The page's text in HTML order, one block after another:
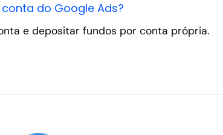
do Google Ads?
e depositar fundos por conta própria.